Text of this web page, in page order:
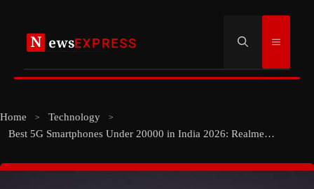
content
Menu
Home
Technology
Best 5G Smartphones Under 20000 in India 2026: Realme P4X, Motorola G67, OPPO K13, Infinix GT30, Samsung A35 Full Details